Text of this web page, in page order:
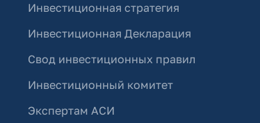
Инвестиционная стратегия
Инвестиционная Декларация
Свод инвестиционных правил
Инвестиционный комитет
Экспертам АСИ